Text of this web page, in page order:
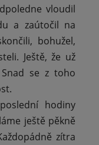
vloudil
a zaútočil na
bohužel,
Ještě, že už
se z toho
hodiny
ještě pěkně
zítra